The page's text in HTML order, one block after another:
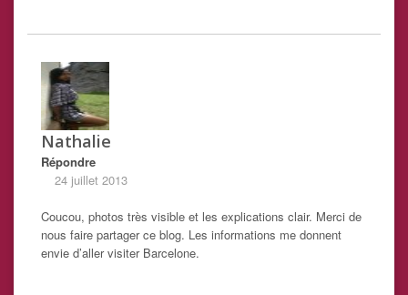
Nathalie
Répondre
24 juillet 2013
Coucou, photos très visible et les explications clair. Merci de
nous faire partager ce blog. Les informations me donnent
envie d’aller visiter Barcelone.